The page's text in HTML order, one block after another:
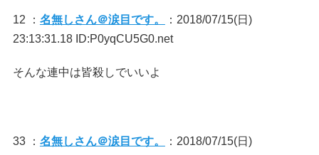
12 ： 名無しさん＠涙目です。
：2018/07/15(日)
23:13:31.18 ID:P0yqCU5G0.net
そんな連中は皆殺しでいいよ
33 ： 名無しさん＠涙目です。
：2018/07/15(日)